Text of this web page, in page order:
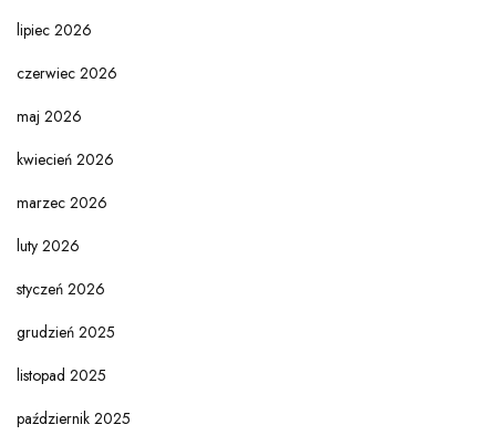
lipiec 2026
czerwiec 2026
maj 2026
kwiecień 2026
marzec 2026
luty 2026
styczeń 2026
grudzień 2025
listopad 2025
październik 2025